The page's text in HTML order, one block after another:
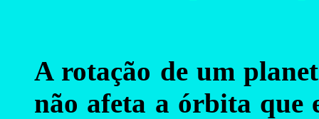
A rotação de um
não afeta a órbita que